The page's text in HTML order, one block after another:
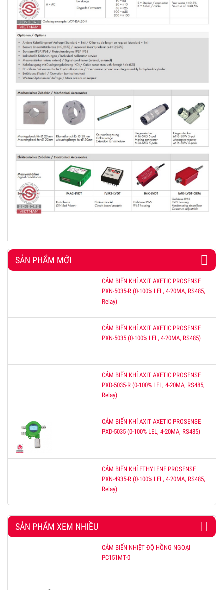
SẢN PHẨM MỚI
CẢM BIẾN KHÍ AXIT AXETIC PROSENSE
PXN-5035-R (0-100% LEL, 4-20MA, RS485,
Relay)
CẢM BIẾN KHÍ AXIT AXETIC PROSENSE
PXN-5035 (0-100% LEL, 4-20MA, RS485)
CẢM BIẾN KHÍ AXIT AXETIC PROSENSE
PXD-5035-R (0-100% LEL, 4-20MA, RS485,
Relay)
CẢM BIẾN KHÍ AXIT AXETIC PROSENSE
PXD-5035 (0-100% LEL, 4-20MA, RS485)
CẢM BIẾN KHÍ ETHYLENE PROSENSE
PXN-4935-R (0-100% LEL, 4-20MA, RS485,
Relay)
SẢN PHẨM XEM NHIỀU
CẢM BIẾN NHIỆT ĐỘ HỒNG NGOẠI
PC151MT-0